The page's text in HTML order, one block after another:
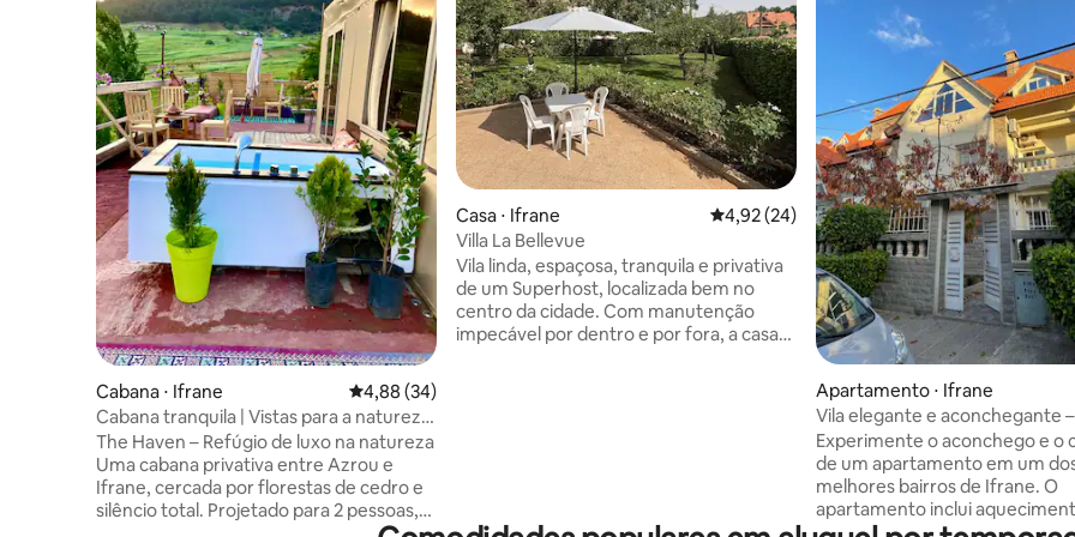
Cabana ⋅ Ifrane 4,88 de uma avaliação média de 5, 34 avaliações
4,88 (34)
Cabana tranquila | Vistas para a natureza
e silêncio | The Haven
The Haven – Refúgio de luxo na natureza
Uma cabana privativa entre Azrou e
Ifrane, cercada por florestas de cedro e
silêncio total. Projetado para 2 pessoas,
Casa ⋅ Ifrane 4,92 de uma avaliação média de 5, 24
4,92 (24)
Villa La Bellevue
Vila linda, espaçosa, tranquila e privativa
de um Superhost, localizada bem no
centro da cidade. Com manutenção
impecável por dentro e por fora, a casa
Apartamento ⋅ Ifrane
Vila elegante e aconchegante
Experimente o aconchego e o
de um apartamento em um
melhores bairros de Ifrane. O
apartamento inclui
lareira de madeira real e um